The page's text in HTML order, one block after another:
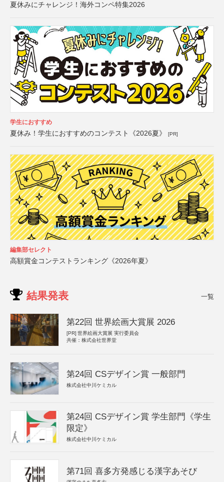
夏休みにチャレンジ！海外コンペ特集2026
学生におすすめ
夏休み！学生におすすめのコンテスト《2026夏》 [PR]
編集部セレクト
高額賞金コンテストランキング《2026年夏》
結果発表 一覧
第22回 世界絵画大賞展 2026
[PR] 世界絵画大賞展 実行委員会
共催：株式会社世界堂
第24回 CSデザイン賞 一般部門
株式会社中川ケミカル
第24回 CSデザイン賞 学生部門《学生
限定》
株式会社中川ケミカル
第71回 喜多方発感じる漢字あそび